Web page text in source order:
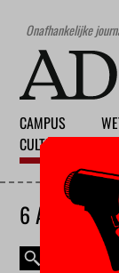
Onafhankelijke
CAMPUS
CULTUUR
6